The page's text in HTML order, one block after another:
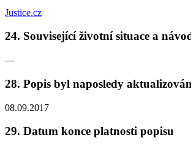
Justice.cz
24. Související životní situace a
—
28. Popis byl naposledy aktualizován
08.09.2017
29. Datum konce platnosti popisu